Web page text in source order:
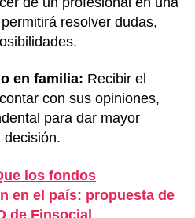
resolver dudas,
en familia: Recibir el
con sus opiniones,
para dar mayor
decisión.
los fondos
en el país: propuesta de
de Finsocial